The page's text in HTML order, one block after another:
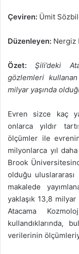
Çeviren: Ümit
Düzenleyen: Nergiz
Özet:Şili’deki
gözlemleri kullanan
milyar yaşında
Evren sizce kaç
onlarca yıldır
ölçümler ile
milyonlarca yıl
Brook
olduğu
makalede
yaklaşık 13,8
Atacama
kullandıklarında,
verilerinin